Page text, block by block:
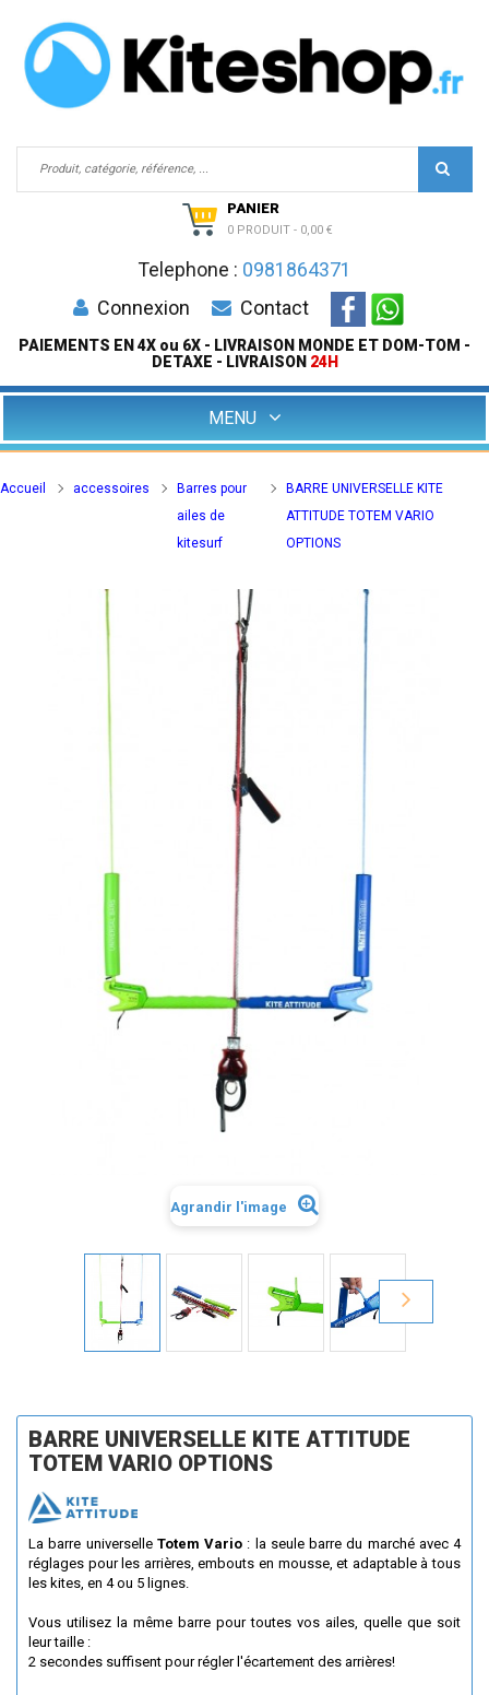
PANIER
0 PRODUIT - 0,00 €
Telephone : 0981864371
Connexion
Contact
PAIEMENTS EN 4X ou 6X - LIVRAISON MONDE ET DOM-TOM -
DETAXE - LIVRAISON 24H
MENU
Accueil accessoires
Barres pour
ailes de
kitesurf
BARRE UNIVERSELLE KITE
ATTITUDE TOTEM VARIO
OPTIONS
Agrandir l'image
BARRE UNIVERSELLE KITE ATTITUDE
TOTEM VARIO OPTIONS
La barre universelle Totem Vario : la seule barre du marché avec 4
réglages pour les arrières, embouts en mousse, et adaptable à tous
les kites, en 4 ou 5 lignes.
Vous utilisez la même barre pour toutes vos ailes, quelle que soit
leur taille :
2 secondes suffisent pour régler l'écartement des arrières!